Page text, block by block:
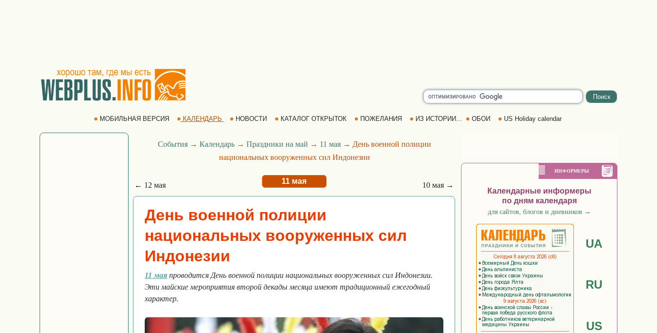
МОБИЛЬНАЯ ВЕРСИЯ КАЛЕНДАРЬ НОВОСТИ КАТАЛОГ ОТКРЫТОК ПОЖЕЛАНИЯ ИЗ ИСТОРИИ... ОБОИ US Holiday calendar
События→ Календарь→ Праздники на май → 11 мая→ День военной полиции
национальных вооруженных сил Индонезии
← 12 мая 11 мая 10 мая →
День военной полиции
национальных вооруженных сил
Индонезии
11 мая проводится День военной полиции национальных вооруженных сил Индонезии.
Эти майские мероприятия второй декады месяца имеют традиционный ежегодный
характер.
ИНФОРМЕРЫ
Календарные информеры
по дням календаря
для сайтов, блогов и дневников →
UA
RU
US